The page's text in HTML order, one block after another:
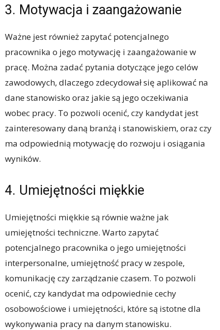
3. Motywacja i zaangażowanie
Ważne jest również zapytać potencjalnego
pracownika o jego motywację i zaangażowanie w
pracę. Można zadać pytania dotyczące jego celów
zawodowych, dlaczego zdecydował się aplikować na
dane stanowisko oraz jakie są jego oczekiwania
wobec pracy. To pozwoli ocenić, czy kandydat jest
zainteresowany daną branżą i stanowiskiem, oraz czy
ma odpowiednią motywację do rozwoju i osiągania
wyników.
4. Umiejętności miękkie
Umiejętności miękkie są równie ważne jak
umiejętności techniczne. Warto zapytać
potencjalnego pracownika o jego umiejętności
interpersonalne, umiejętność pracy w zespole,
komunikację czy zarządzanie czasem. To pozwoli
ocenić, czy kandydat ma odpowiednie cechy
osobowościowe i umiejętności, które są istotne dla
wykonywania pracy na danym stanowisku.